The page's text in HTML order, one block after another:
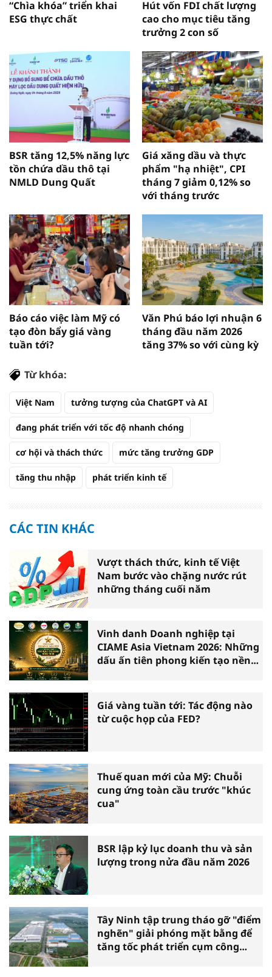
“Chìa khóa” triển khai
ESG thực chất
Hút vốn FDI chất lượng
cao cho mục tiêu tăng
trưởng 2 con số
BSR tăng 12,5% năng lực
tồn chứa dầu thô tại
NMLD Dung Quất
Giá xăng dầu và thực
phẩm "hạ nhiệt", CPI
tháng 7 giảm 0,12% so
với tháng trước
Báo cáo việc làm Mỹ có
tạo đòn bẩy giá vàng
tuần tới?
Văn Phú báo lợi nhuận 6
tháng đầu năm 2026
tăng 37% so với cùng kỳ
Từ khóa:
Việt Nam tưởng tượng của ChatGPT và AI
đang phát triển với tốc độ nhanh chóng
cơ hội và thách thức mức tăng trưởng GDP
tăng thu nhập phát triển kinh tế
CÁC TIN KHÁC
Vượt thách thức, kinh tế Việt
Nam bước vào chặng nước rút
những tháng cuối năm
Vinh danh Doanh nghiệp tại
CIAME Asia Vietnam 2026: Những
dấu ấn tiên phong kiến tạo nền
Giá vàng tuần tới: Tác động nào
từ cuộc họp của FED?
Thuế quan mới của Mỹ: Chuỗi
cung ứng toàn cầu trước "khúc
cua"
BSR lập kỷ lục doanh thu và sản
lượng trong nửa đầu năm 2026
Tây Ninh tập trung tháo gỡ "điểm
nghẽn" giải phóng mặt bằng để
tăng tốc phát triển cụm công